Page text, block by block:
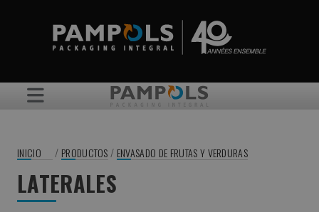
INICIO / PRODUCTOS / ENVASADO DE FRUTAS Y VERDURAS
LATERALES